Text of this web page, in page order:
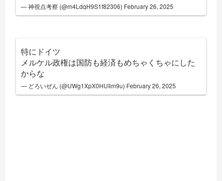
— 神視点考察 (@m4LdqH9S1f82306) February 26, 2025
特にドイツ
メルケル政権は国防も経済もめちゃくちゃにした
からな
— どろいぜん (@UWg1XpX0HUIim9u) February 26, 2025